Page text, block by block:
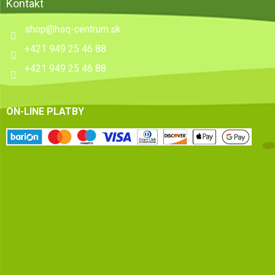
Kontakt
shop@hsq-centrum.sk
+421 949 25 46 88
+421 949 25 46 88
ON-LINE PLATBY